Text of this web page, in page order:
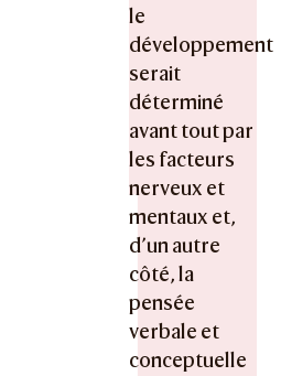
le
développement
serait
déterminé
avant tout par
les facteurs
nerveux et
mentaux et,
d’un autre
côté, la
pensée
verbale et
conceptuelle